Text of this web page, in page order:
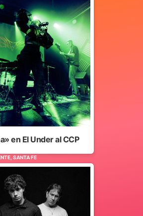
en El Under al CCP
SANTA FE